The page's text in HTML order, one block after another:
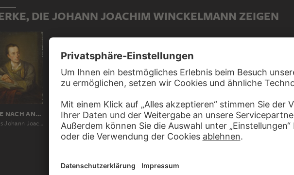
DIE JOHANN JOACHIM WINCKELMANN ZEIGEN
KOPIE NACH ANGELICA KAUFFMANN
Bildnis Johann Joachim Winckelmanns